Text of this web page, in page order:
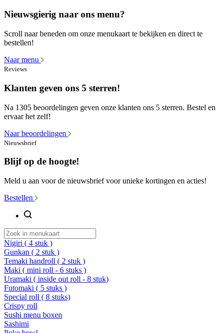
Nieuwsgierig naar ons menu?
Scroll naar beneden om onze menukaart te bekijken en direct te
bestellen!
Naar menu
Reviews
Klanten geven ons 5 sterren!
Na 1305 beoordelingen geven onze klanten ons 5 sterren. Bestel en
ervaar het zelf!
Naar beoordelingen
Nieuwsbrief
Blijf op de hoogte!
Meld u aan voor de nieuwsbrief voor unieke kortingen en acties!
Bestellen
Nigiri ( 4 stuk )
Gunkan ( 2 stuk )
Temaki handroll ( 2 stuk )
Maki ( mini roll - 6 stuks )
Uramaki ( inside out roll - 8 stuk)
Futomaki ( 5 stuks )
Special roll ( 8 stuks)
Crispy roll
Sushi menu boxen
Sashimi